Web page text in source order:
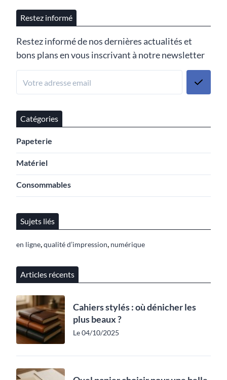
Restez informé
Restez informé de nos dernières actualités et
bons plans en vous inscrivant à notre newsletter
Catégories
Papeterie
Matériel
Consommables
Sujets liés
en ligne,qualité d’impression, numérique
Articles récents
Cahiers stylés : où dénicher les
plus beaux ?
Le 04/10/2025